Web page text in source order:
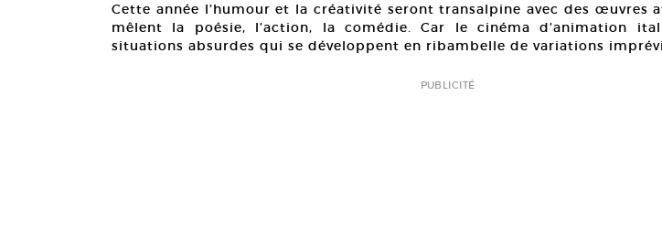
Cette année l’humour et la créativité seront transalpine avec des œuvres
mêlent la poésie, l’action, la comédie. Car le cinéma d’animation
situations absurdes qui se développent en ribambelle de variations
PUBLICITÉ